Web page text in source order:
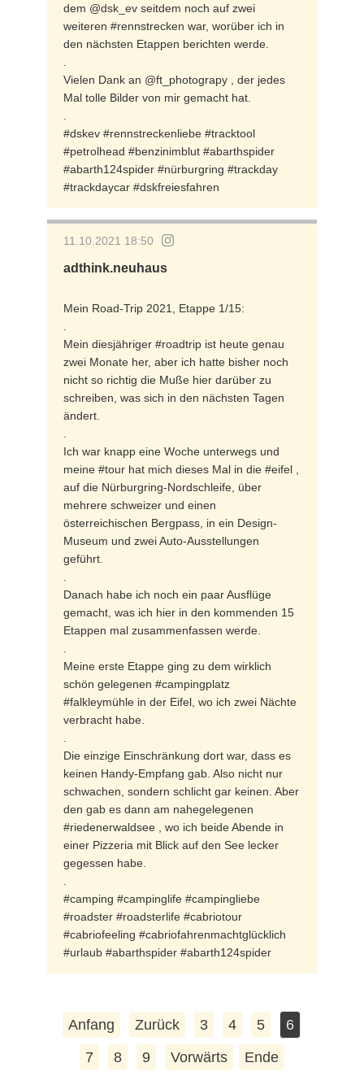
dem @dsk_ev seitdem noch auf zwei
weiteren #rennstrecken war, worüber ich in
den nächsten Etappen berichten werde.
Vielen Dank an @ft_photograpy , der jedes
Mal tolle Bilder von mir gemacht hat.
#dskev #rennstreckenliebe #tracktool
#petrolhead #benzinimblut #abarthspider
#abarth124spider #nürburgring #trackday
#trackdaycar #dskfreiesfahren
11.10.2021 18:50
adthink.neuhaus
Mein Road-Trip 2021, Etappe 1/15:
Mein diesjähriger #roadtrip ist heute genau
zwei Monate her, aber ich hatte bisher noch
nicht so richtig die Muße hier darüber zu
schreiben, was sich in den nächsten Tagen
ändert.
Ich war knapp eine Woche unterwegs und
meine #tour hat mich dieses Mal in die #eifel ,
auf die Nürburgring-Nordschleife, über
mehrere schweizer und einen
österreichischen Bergpass, in ein Design-
Museum und zwei Auto-Ausstellungen
geführt.
Danach habe ich noch ein paar Ausflüge
gemacht, was ich hier in den kommenden 15
Etappen mal zusammenfassen werde.
Meine erste Etappe ging zu dem wirklich
schön gelegenen #campingplatz
#falkleymühle in der Eifel, wo ich zwei Nächte
verbracht habe.
Die einzige Einschränkung dort war, dass es
keinen Handy-Empfang gab. Also nicht nur
schwachen, sondern schlicht gar keinen. Aber
den gab es dann am nahegelegenen
#riedenerwaldsee , wo ich beide Abende in
einer Pizzeria mit Blick auf den See lecker
gegessen habe.
#camping #campinglife #campingliebe
#roadster #roadsterlife #cabriotour
#cabriofeeling #cabriofahrenmachtglücklich
#urlaub #abarthspider #abarth124spider
Anfang Zurück 3 4 5
6
7
8 9 Vorwärts Ende